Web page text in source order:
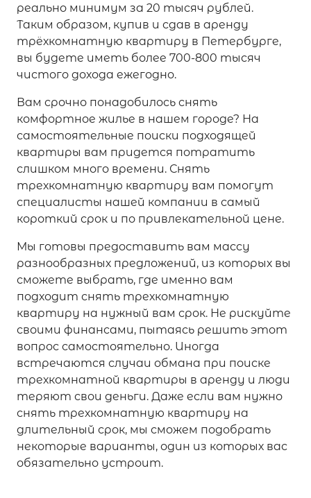
реально минимум за 20 тысяч рублей.
Таким образом, купив и сдав в аренду
трёхкомнатную квартиру в Петербурге,
вы будете иметь более 700-800 тысяч
чистого дохода ежегодно.
Вам срочно понадобилось снять
комфортное жилье в нашем городе? На
самостоятельные поиски подходящей
квартиры вам придется потратить
слишком много времени. Снять
трехкомнатную квартиру вам помогут
специалисты нашей компании в самый
короткий срок и по привлекательной цене.
Мы готовы предоставить вам массу
разнообразных предложений, из которых вы
сможете выбрать, где именно вам
подходит снять трехкомнатную
квартиру на нужный вам срок. Не рискуйте
своими финансами, пытаясь решить этот
вопрос самостоятельно. Иногда
встречаются случаи обмана при поиске
трехкомнатной квартиры в аренду и люди
теряют свои деньги. Даже если вам нужно
снять трехкомнатную квартиру на
длительный срок, мы сможем подобрать
некоторые варианты, один из которых вас
обязательно устроит.